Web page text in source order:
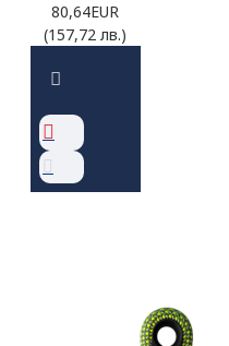
80,64EUR
(157,72 лв.)